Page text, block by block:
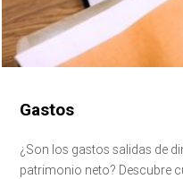
Gastos
¿Son los gastos salidas de
patrimonio neto? Descubre